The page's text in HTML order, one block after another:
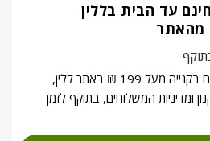
עד הבית בללין
מהאתר
משלוח חינם בקנייה מעל 199 ₪ באתר ללין,
ומדיניות המשלוחים, בתוקף לזמן